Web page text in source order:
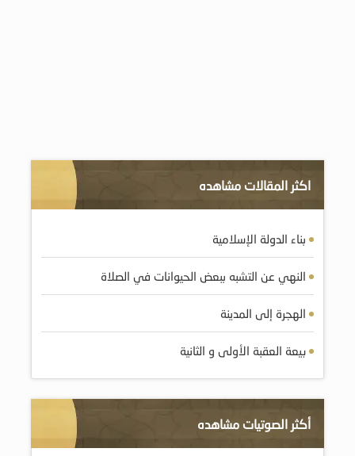
اكثر المقالات مشاهده
بناء الدولة الإسلامية
النهي عن التشبه ببعض الحيوانات في الصلاة
الهجرة إلى المدينة
بيعة العقبة الأولى و الثانية
أكثر الصوتيات مشاهده